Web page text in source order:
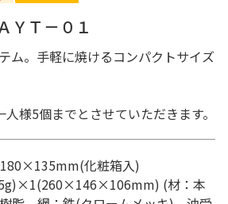
ＹＴ－０１
ム。手軽に焼けるコンパクトサイズ
様5個までとさせていただきます。
化粧箱入)
(材：本